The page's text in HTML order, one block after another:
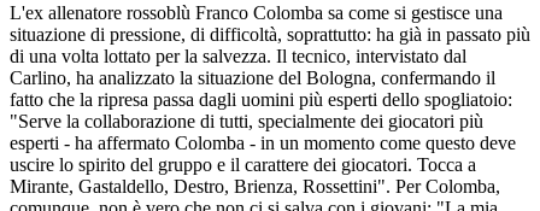
L'ex allenatore rossoblù Franco Colomba sa come si gestisce una
situazione di pressione, di difficoltà, soprattutto: ha già in passato più
di una volta lottato per la salvezza. Il tecnico, intervistato dal
Carlino, ha analizzato la situazione del Bologna, confermando il
fatto che la ripresa passa dagli uomini più esperti dello spogliatoio:
"Serve la collaborazione di tutti, specialmente dei giocatori più
esperti - ha affermato Colomba - in un momento come questo deve
uscire lo spirito del gruppo e il carattere dei giocatori. Tocca a
Mirante, Gastaldello, Destro, Brienza, Rossettini". Per Colomba,